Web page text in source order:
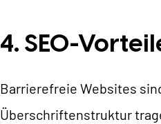
4. SEO-
Barrierefreie Websites
Überschriftenstruktur